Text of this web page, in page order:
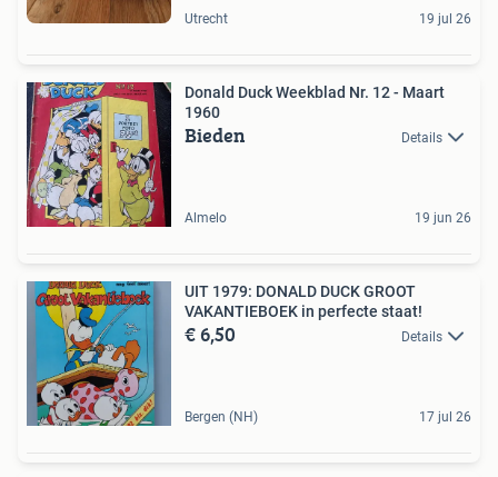
Utrecht 19 jul 26
Donald Duck Weekblad Nr. 12 - Maart
1960
Bieden Details
Almelo 19 jun 26
UIT 1979: DONALD DUCK GROOT
VAKANTIEBOEK in perfecte staat!
€ 6,50 Details
Bergen (NH) 17 jul 26